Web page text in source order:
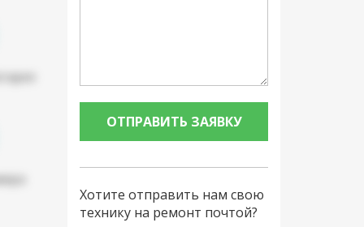
Хотите отправить нам свою
технику на ремонт почтой?